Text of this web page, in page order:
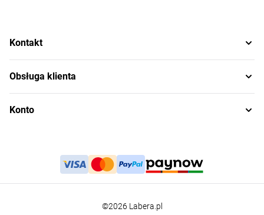
Kontakt
Obsługa klienta
Konto
©2026 Labera.pl